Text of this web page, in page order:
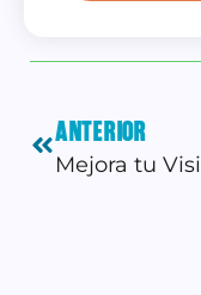
ANTERIOR